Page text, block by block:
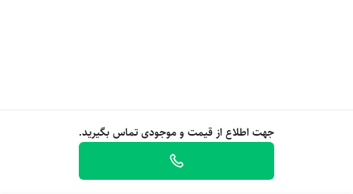
جهت اطلاع از قیمت و موجودی تماس بگیرید.